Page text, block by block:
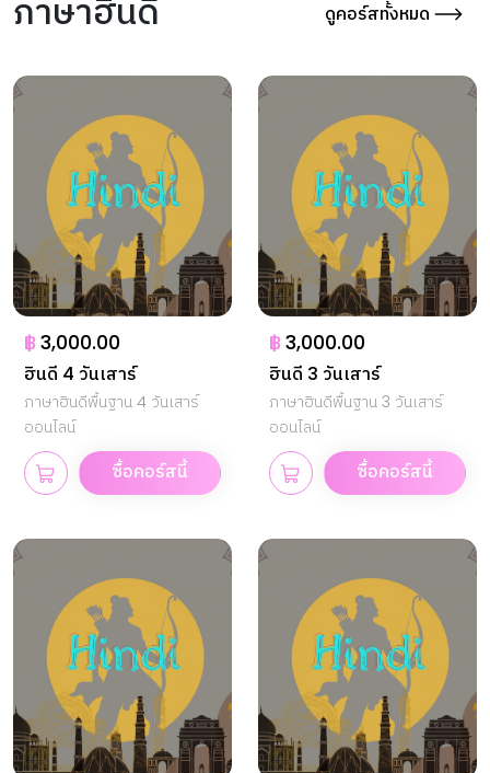
ภาษาฮินดี ดูคอร์สทั้งหมด
฿3,000.00
ฮินดี 4 วันเสาร์
ภาษาฮินดีพื้นฐาน 4 วันเสาร์
ออนไลน์
ซื้อคอร์สนี้
฿3,000.00
ฮินดี 3 วันเสาร์
ภาษาฮินดีพื้นฐาน 3 วันเสาร์
ออนไลน์
ซื้อคอร์สนี้